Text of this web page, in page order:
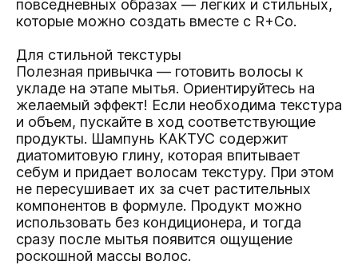
повседневных образах — легких и стильных,
которые можно создать вместе с R+Co.
Для стильной текстуры
Полезная привычка — готовить волосы к
укладе на этапе мытья. Ориентируйтесь на
желаемый эффект! Если необходима текстура
и объем, пускайте в ход соответствующие
продукты. Шампунь КАКТУС содержит
диатомитовую глину, которая впитывает
себум и придает волосам текстуру. При этом
не пересушивает их за счет растительных
компонентов в формуле. Продукт можно
использовать без кондиционера, и тогда
сразу после мытья появится ощущение
роскошной массы волос.